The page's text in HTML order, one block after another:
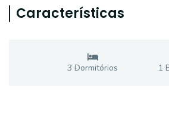
Características
3 Dormitórios 1